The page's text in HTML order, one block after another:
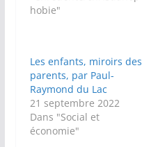
hobie"
Les enfants, miroirs des
parents, par Paul-
Raymond du Lac
21 septembre 2022
Dans "Social et
économie"